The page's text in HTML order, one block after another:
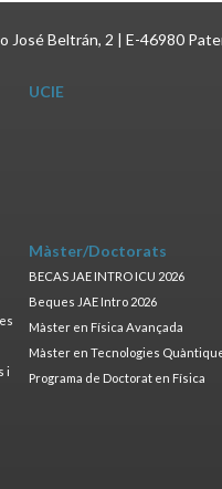
Beltrán, 2 | E-46980
i
UCIE
Màster/Doctorats
BECAS JAE INTRO ICU 2026
Beques JAE Intro 2026
Màster en Física Avançada
Màster en Tecnologies
Programa de Doctorat en Física